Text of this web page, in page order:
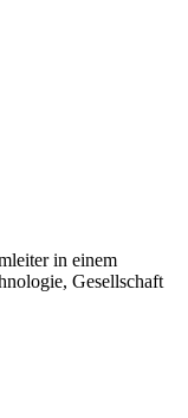
in einem
Gesellschaft